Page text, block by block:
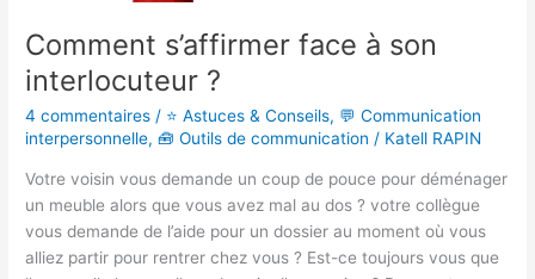
Comment s’affirmer face à son
interlocuteur ?
4 commentaires / ⭐ Astuces & Conseils, 💬 Communication
interpersonnelle,🧰 Outils de communication / Katell RAPIN
Votre voisin vous demande un coup de pouce pour déménager
un meuble alors que vous avez mal au dos ? votre collègue
vous demande de l’aide pour un dossier au moment où vous
alliez partir pour rentrer chez vous ? Est-ce toujours vous que